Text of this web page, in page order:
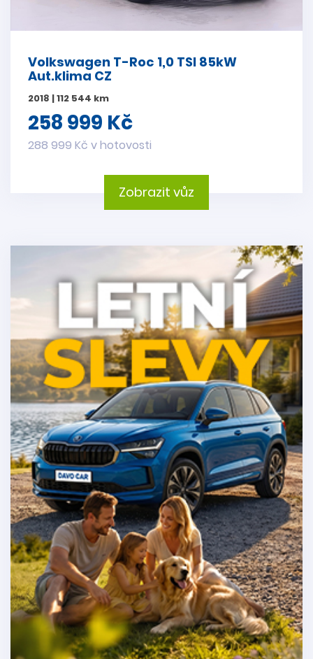
Volkswagen T-Roc 1,0 TSI 85kW
Aut.klima CZ
2018 | 112 544 km
258 999 Kč
288 999 Kč v hotovosti
Zobrazit vůz